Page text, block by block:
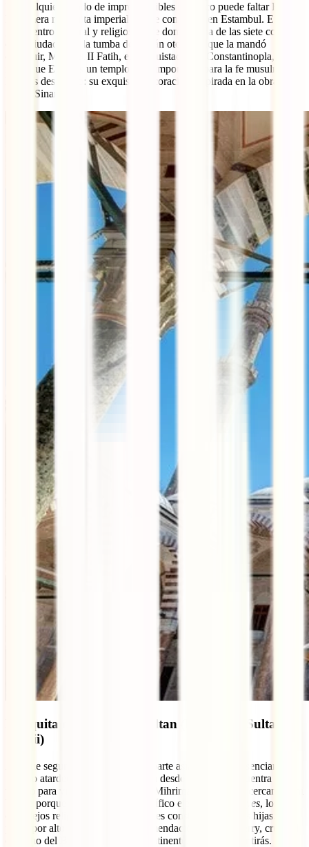
En cualquier listado de imprescindibles tampoco puede faltar Fatih,
la primera mezquita imperial que se construyó en Estambul. En este
gran centro cultural y religioso, que domina una de las siete colinas
de la ciudad, está la tumba del sultán otomano que la mandó
construir, Mehmet II Fatih, el conquistador de Constantinopla, y al
igual que Eyüp es un templo muy importante para la fe musulmana.
Lo más destacado: su exquisita decoración inspirada en la obra de
Minar Sinan.
Mezquita de Mihrimah Sultan (Mihrimah Sultan
Camii)
Aunque seguramente llegues a la parte asiática para presenciar el
famoso atardecer que se contempla desde Üsküdar, encuentra
tiempo para visitar la mezquita de Mihrimah Sultan y la cercana Yeni
Valide porque ambas son un magnífico ejemplo de
külliyes, los
complejos religiosos que los sultanes construían para sus hijas. No
pases por alto nuestra última recomendación. Coge el ferry, cruza el
estrecho del Bósforo y salta de continente. No te arrepentirás.